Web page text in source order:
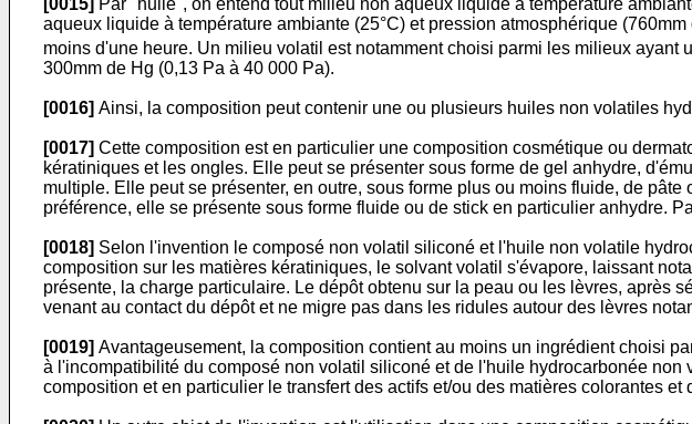
[0015] Par "huile", on entend tout milieu non aqueux liquide à température
aqueux liquide à température ambiante (25°C) et pression atmosphérique
moins d'une heure. Un milieu volatil est notamment choisi parmi les milieux
300mm de Hg (0,13 Pa à 40 000 Pa).
[0016] Ainsi, la composition peut contenir une ou plusieurs huiles non volatiles
[0017] Cette composition est en particulier une composition cosmétique ou
kératiniques et les ongles. Elle peut se présenter sous forme de gel anhydre,
multiple. Elle peut se présenter, en outre, sous forme plus ou moins fluide, de
préférence, elle se présente sous forme fluide ou de stick en particulier anhydre.
[0018] Selon l'invention le composé non volatil siliconé et l'huile non volatile
composition sur les matières kératiniques, le solvant volatil s'évapore, laissant
présente, la charge particulaire. Le dépôt obtenu sur la peau ou les lèvres, après
venant au contact du dépôt et ne migre pas dans les ridules autour des lèvres
[0019] Avantageusement, la composition contient au moins un ingrédient choisi
à l'incompatibilité du composé non volatil siliconé et de l'huile hydrocarbonée
composition et en particulier le transfert des actifs et/ou des matières colorantes